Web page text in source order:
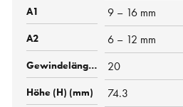
9 – 16 mm
6 – 12 mm
20
74.3